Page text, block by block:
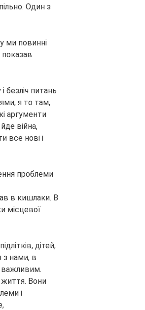
Один з
ми повинні
показав
безліч питань
я то там,
аргументи
війна,
все нові і
проблеми
в кишлаки. В
місцевої
дітей,
з нами, в
важливим.
життя. Вони
і